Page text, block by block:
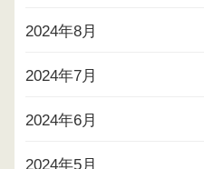
2024年8月
2024年7月
2024年6月
2024年5月